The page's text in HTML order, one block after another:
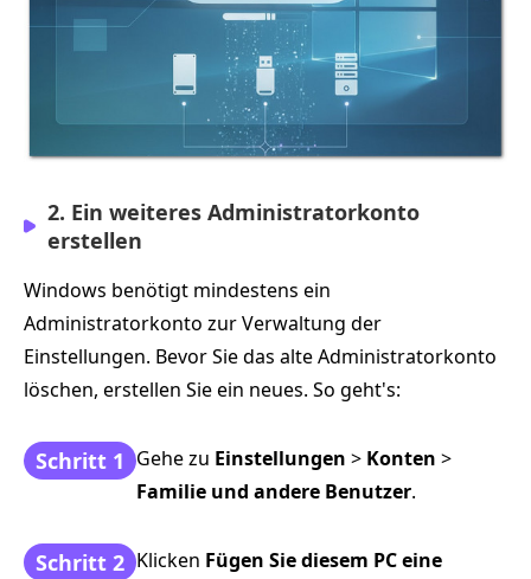
2. Ein weiteres Administratorkonto
erstellen
Windows benötigt mindestens ein
Administratorkonto zur Verwaltung der
Einstellungen. Bevor Sie das alte Administratorkonto
löschen, erstellen Sie ein neues. So geht's:
Schritt 1 Gehe zu Einstellungen > Konten >
Familie und andere Benutzer.
Schritt 2 Klicken Fügen Sie diesem PC eine